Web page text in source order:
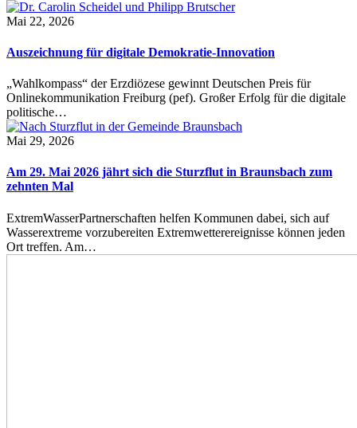
Mai 22, 2026
Auszeichnung für digitale Demokratie-Innovation
„Wahlkompass“ der Erzdiözese gewinnt Deutschen Preis für
Onlinekommunikation Freiburg (pef). Großer Erfolg für die digitale
politische…
Mai 29, 2026
Am 29. Mai 2026 jährt sich die Sturzflut in Braunsbach zum
zehnten Mal
ExtremWasserPartnerschaften helfen Kommunen dabei, sich auf
Wasserextreme vorzubereiten Extremwetterereignisse können jeden
Ort treffen. Am…